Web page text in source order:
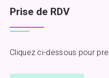
Prise de RDV
Cliquez ci-dessous pour